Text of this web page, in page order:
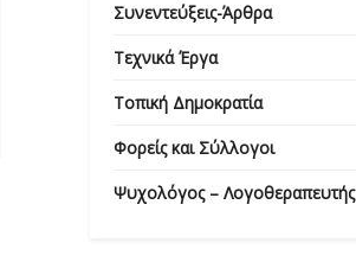
Συνεντεύξεις-Άρθρα
Τεχνικά Έργα
Τοπική Δημοκρατία
Φορείς και Σύλλογοι
Ψυχολόγος – Λογοθεραπευτής